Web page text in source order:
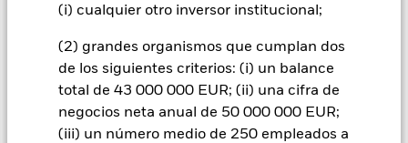
(i) cualquier otro inversor institucional;
(2) grandes organismos que cumplan dos
de los siguientes criterios: (i) un balance
total de 43 000 000 EUR; (ii) una cifra de
negocios neta anual de 50 000 000 EUR;
(iii) un número medio de 250 empleados a
completo de todas las clases de acciones con cobertura de
gestora del fondo.
En la medida en que el Fondo opere en préstamos de valores
para reducir los gastos, el propio Fondo percibirá el 62,5% de
los ingresos asociadas que se generen, y el 37,5% restante se
recibirá por BlackRock en calidad de agente de préstamo de